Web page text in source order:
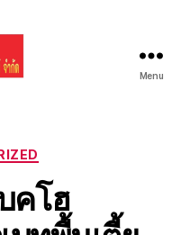
เทศ.com
Menu
คโฮ